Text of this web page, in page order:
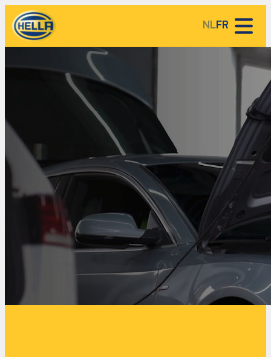
HELLA Service Partner Lieux
HELLA base de connaissances
A propos de HELLA
NLFR